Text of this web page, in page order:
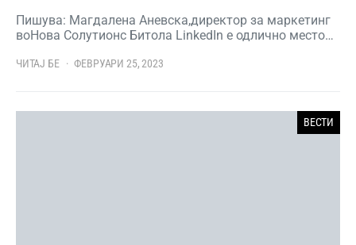
Пишува: Магдалена Аневска,директор за маркетинг
воНова Солутионс Битола LinkedIn е одлично место…
ЧИТАЈ БЕ ФЕВРУАРИ 25, 2023
ВЕСТИ